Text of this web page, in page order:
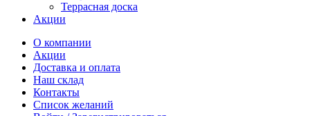
Террасная доска
Акции
О компании
Акции
Доставка и оплата
Наш склад
Контакты
Список желаний